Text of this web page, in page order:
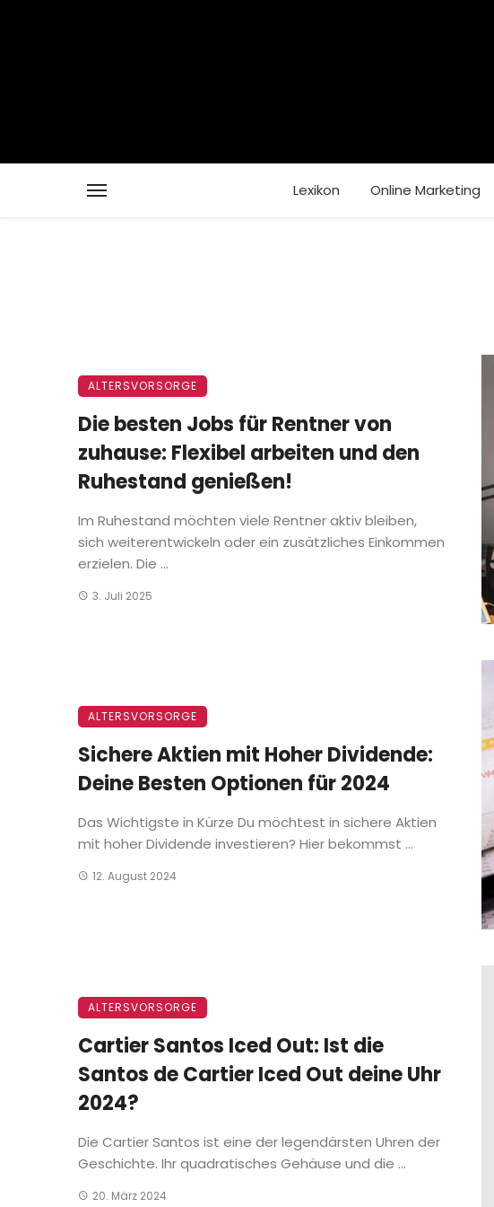
Lexikon Online Marketing
ALTERSVORSORGE
Die besten Jobs für Rentner von
zuhause: Flexibel arbeiten und den
Ruhestand genießen!
Im Ruhestand möchten viele Rentner aktiv bleiben,
sich weiterentwickeln oder ein zusätzliches Einkommen
erzielen. Die ...
3. Juli 2025
ALTERSVORSORGE
Sichere Aktien mit Hoher Dividende:
Deine Besten Optionen für 2024
Das Wichtigste in Kürze Du möchtest in sichere Aktien
mit hoher Dividende investieren? Hier bekommst ...
12. August 2024
ALTERSVORSORGE
Cartier Santos Iced Out: Ist die
Santos de Cartier Iced Out deine Uhr
2024?
Die Cartier Santos ist eine der legendärsten Uhren der
Geschichte. Ihr quadratisches Gehäuse und die ...
20. März 2024